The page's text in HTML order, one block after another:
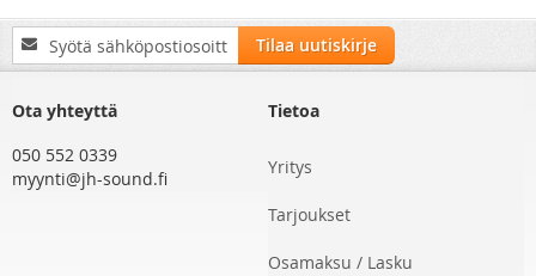
Tilaa
uutiskirjeemme:
Tilaa uutiskirje
Ota yhteyttä
050 552 0339
myynti@jh-sound.fi
Tietoa
Yritys
Tarjoukset
Osamaksu / Lasku